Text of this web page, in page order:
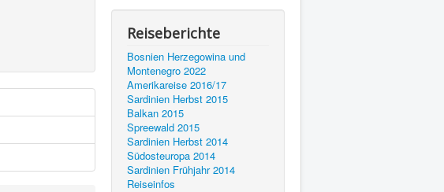
Reiseberichte
Bosnien Herzegowina und
Montenegro 2022
Amerikareise 2016/17
Sardinien Herbst 2015
Balkan 2015
Spreewald 2015
Sardinien Herbst 2014
Südosteuropa 2014
Sardinien Frühjahr 2014
Reiseinfos